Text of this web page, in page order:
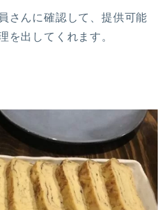
さんに確認して、提供可能
を出してくれます。